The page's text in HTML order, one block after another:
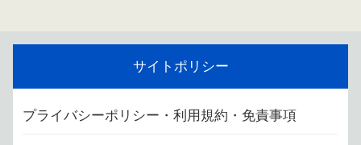
サイトポリシー
プライバシーポリシー・利用規約・免責事項